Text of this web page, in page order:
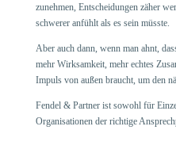
zunehmen, Entscheidungen zäher
schwerer anfühlt als es sein müsste.
Aber auch dann, wenn man ahnt,
mehr Wirksamkeit, mehr echtes
Impuls von außen braucht, um den
Fendel & Partner ist sowohl für
Organisationen der richtige